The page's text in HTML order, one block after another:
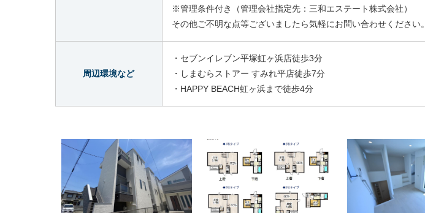
※管理条件付き（管理会社指定先：三和エステート株式会社）
その他ご不明な点等ございましたら気軽にお問い合わせください。
周辺環境など
・セブンイレブン平塚虹ヶ浜店徒歩3分
・しまむらストアー すみれ平店徒歩7分
・HAPPY BEACH虹ヶ浜まで徒歩4分